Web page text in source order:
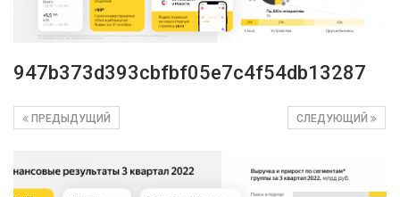
947b373d393cbfbf05e7c4f54db13287
СЛЕДУЮЩИЙ
ПРЕДЫДУЩИЙ